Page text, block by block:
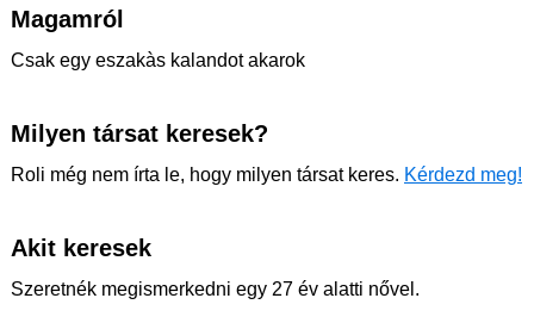
Magamról
Csak egy eszakàs kalandot akarok
Milyen társat keresek?
Roli még nem írta le, hogy milyen társat keres. Kérdezd meg!
Akit keresek
Szeretnék megismerkedni egy 27 év alatti nővel.